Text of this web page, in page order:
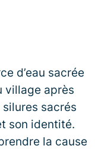
d’eau sacrée
village après
sacrés
son identité.
la cause